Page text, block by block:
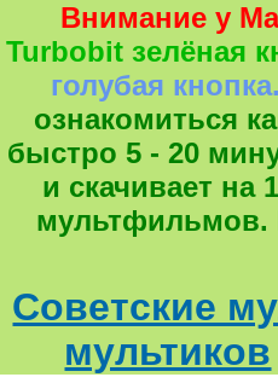
Внимание у
Turbobit зелёная
голубая кнопка.
ознакомиться
быстро 5 - 20
и скачивает
мультфильмов.
Советские
мультиков